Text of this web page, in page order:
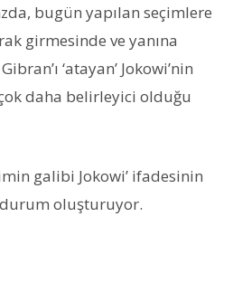
bugün yapılan seçimlere
girmesinde ve yanına
‘atayan’ Jokowi’nin
daha belirleyici olduğu
galibi Jokowi’ ifadesinin
oluşturuyor.